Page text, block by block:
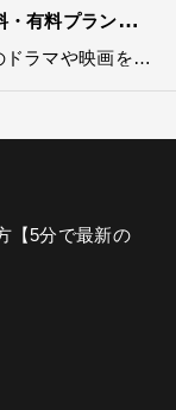
楽天Vikiとは？日本からの視聴方法と無料・有料プランの違いを解説！
楽天Vikiは、楽天が運営しているアジアのドラマや映画を楽しむための動画配信サービスです。日本国内には放送されていない作品も多く、日本語字幕付きで視聴することができます。楽天Vikiでは、無料会員でも一部のコンテンツを楽しむことができますが、有料会員になることでさらに多くの作品を視聴
【5分で最新の